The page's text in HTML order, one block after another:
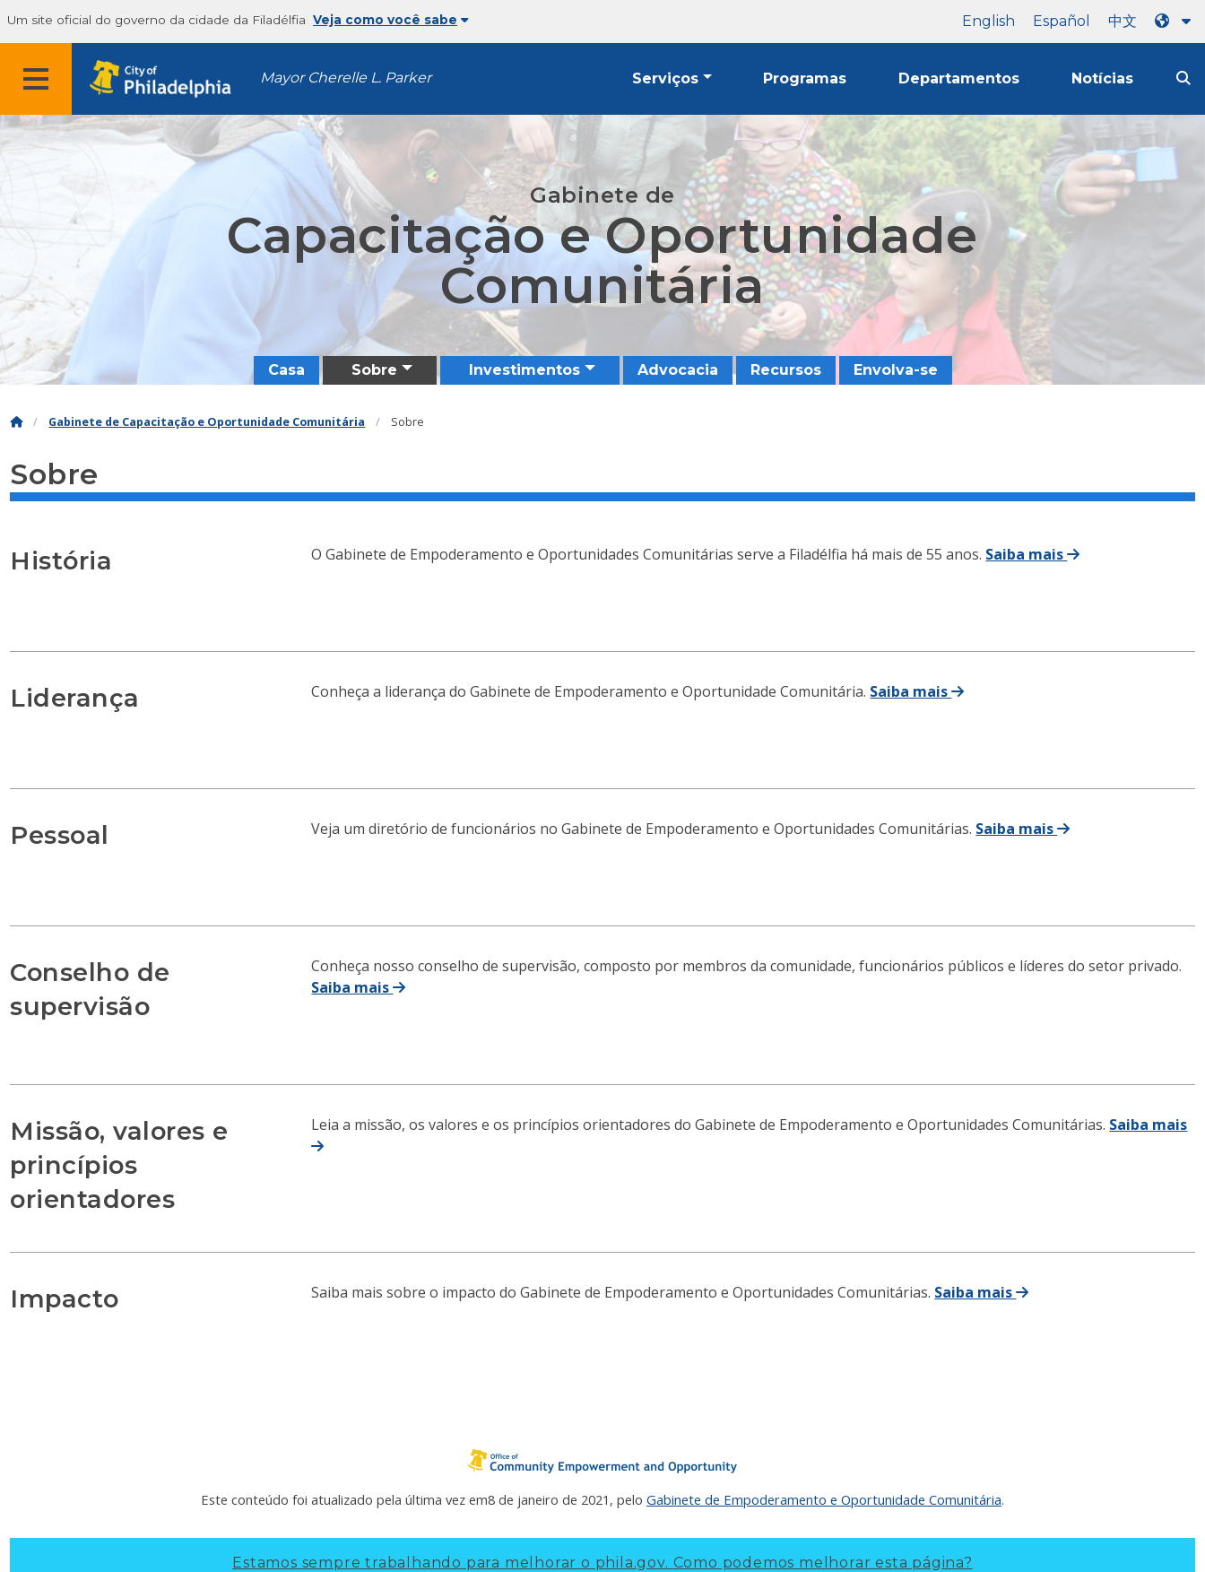
Um site oficial do governo da cidade da Filadélfia Veja como você sabe English Español 中文
Mayor Cherelle L. Parker Serviços Programas Departamentos Notícias
Gabinete de
Capacitação e Oportunidade
Comunitária
Casa Sobre Investimentos Advocacia Recursos Envolva-se
Gabinete de Capacitação e Oportunidade Comunitária Sobre
Sobre
História O Gabinete de Empoderamento e Oportunidades Comunitárias serve a Filadélfia há mais de 55 anos. Saiba mais
Liderança Conheça a liderança do Gabinete de Empoderamento e Oportunidade Comunitária. Saiba mais
Pessoal Veja um diretório de funcionários no Gabinete de Empoderamento e Oportunidades Comunitárias. Saiba mais
Conselho de
supervisão
Conheça nosso conselho de supervisão, composto por membros da comunidade, funcionários públicos e líderes do setor privado.
Saiba mais
Missão, valores e
princípios
orientadores
Leia a missão, os valores e os princípios orientadores do Gabinete de Empoderamento e Oportunidades Comunitárias. Saiba mais
Impacto Saiba mais sobre o impacto do Gabinete de Empoderamento e Oportunidades Comunitárias. Saiba mais
Este conteúdo foi atualizado pela última vez em8 de janeiro de 2021 , pelo Gabinete de Empoderamento e Oportunidade Comunitária.
Estamos sempre trabalhando para melhorar o phila.gov. Como podemos melhorar esta página?